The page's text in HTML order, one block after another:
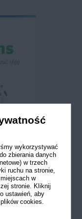
wykorzystywać
zbierania danych
w trzech
ruchu na stronie,
w
stronie. Kliknij
ustawień, aby
cookies.